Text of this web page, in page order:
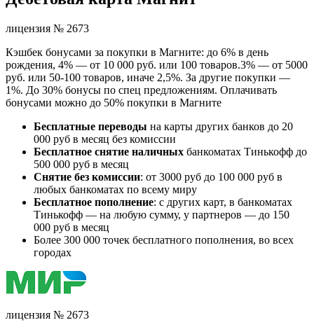
лицензия № 2673
Кэшбек бонусами за покупки в Магните: до 6% в день
рождения, 4% — от 10 000 руб. или 100 товаров.3% — от 5000
руб. или 50-100 товаров, иначе 2,5%. За другие покупки —
1%. До 30% бонусы по спец предложениям. Оплачивать
бонусами можно до 50% покупки в Магните
Бесплатные переводы на карты других банков до 20
000 руб в месяц без комиссии
Бесплатное снятие наличных банкоматах Тинькофф до
500 000 руб в месяц
Снятие без комиссии: от 3000 руб до 100 000 руб в
любых банкоматах по всему миру
Бесплатное пополнение: с других карт, в банкоматах
Тинькофф — на любую сумму, у партнеров — до 150
000 руб в месяц
Более 300 000 точек бесплатного пополнения, во всех
городах
лицензия № 2673